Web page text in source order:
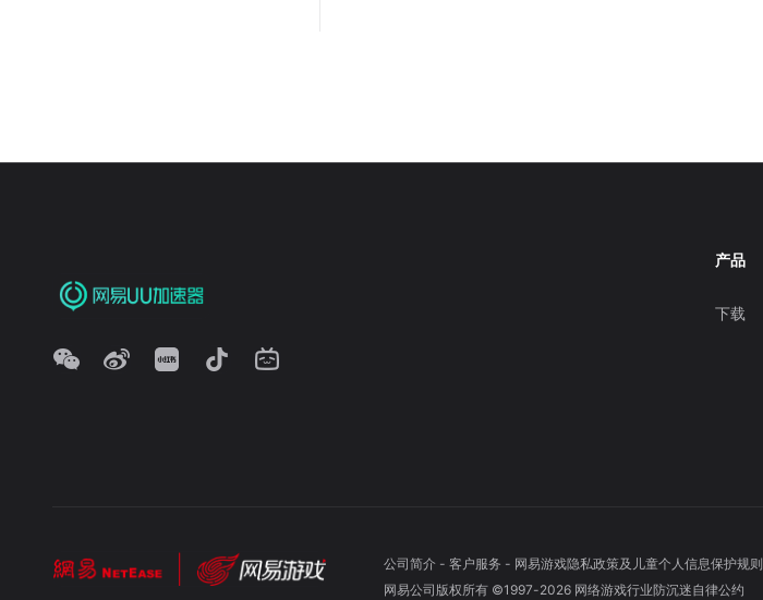
产品
下载
公司简介- 客户服务 - 网易游戏隐私政策及儿童个人信息保护规则
网易公司版权所有 ©1997-2026 网络游戏行业防沉迷自律公约